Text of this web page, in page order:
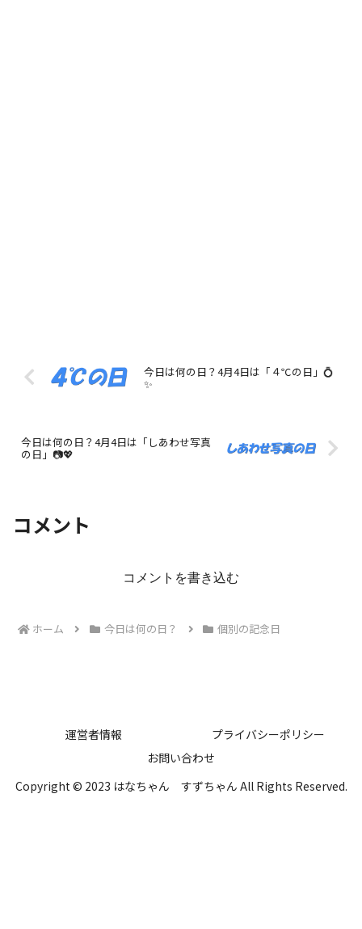
今日は何の日？4月4日は「４℃の日」💍
✨
今日は何の日？4月4日は「しあわせ写真
の日」📷💖
コメント
コメントを書き込む
ホーム 今日は何の日？ 個別の記念日
運営者情報
プライバシーポリシー
お問い合わせ
Copyright © 2023 はなちゃん すずちゃん All Rights Reserved.